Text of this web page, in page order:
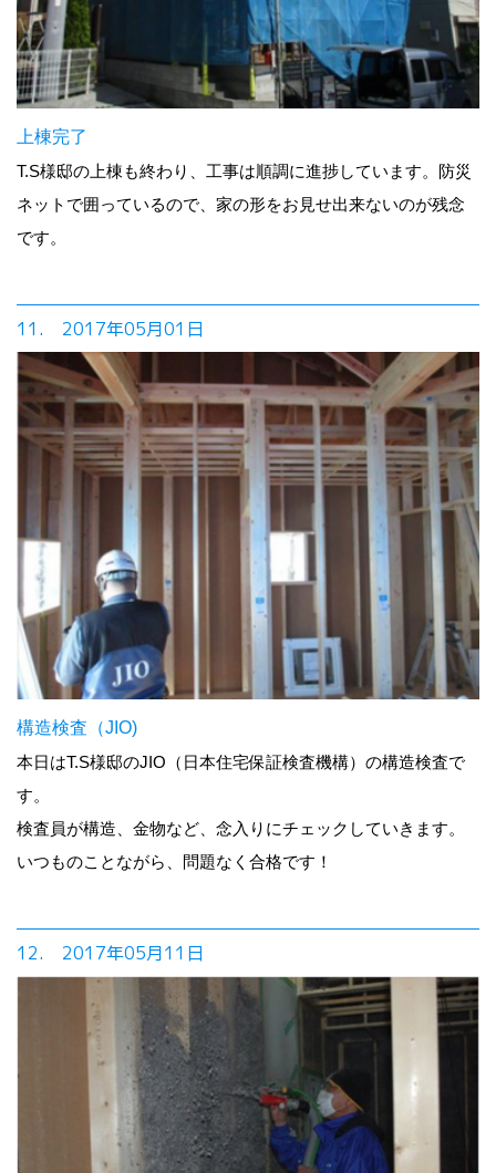
上棟完了
T.S様邸の上棟も終わり、工事は順調に進捗しています。防災
ネットで囲っているので、家の形をお見せ出来ないのが残念
です。
11. 2017年05月01日
構造検査（JIO)
本日はT.S様邸のJIO（日本住宅保証検査機構）の構造検査で
す。
検査員が構造、金物など、念入りにチェックしていきます。
いつものことながら、問題なく合格です！
12. 2017年05月11日